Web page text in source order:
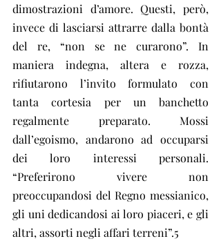
dimostrazioni d’amore. Questi, però,
invece di lasciarsi attrarre dalla bontà
del re, “non se ne curarono”. In
maniera indegna, altera e rozza,
rifiutarono l’invito formulato con
tanta cortesia per un banchetto
regalmente preparato. Mossi
dall’egoismo, andarono ad occuparsi
dei loro interessi personali.
“Preferirono vivere non
preoccupandosi del Regno messianico,
gli uni dedicandosi ai loro piaceri, e gli
altri, assorti negli affari terreni”.5